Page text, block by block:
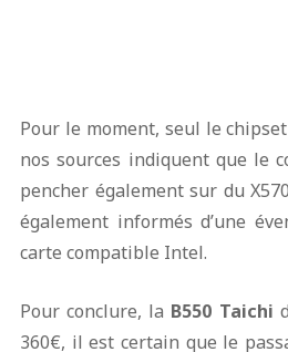
Pour le moment, seul le
nos sources indiquent que le
pencher également sur du
également informés d’une
carte compatible Intel.
Pour conclure, la B550 Taichi
360€, il est certain que le